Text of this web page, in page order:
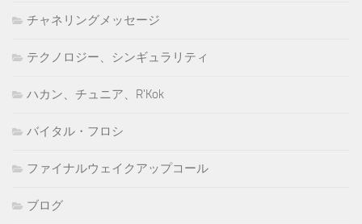
チャネリングメッセージ
テクノロジー、シンギュラリティ
ハカン、チュニア、R'Kok
バイタル・フロシ
ファイナルウェイクアップコール
ブログ